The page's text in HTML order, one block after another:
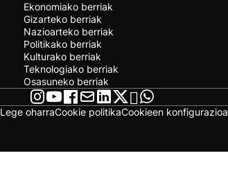
Ekonomiako berriak
Gizarteko berriak
Nazioarteko berriak
Politikako berriak
Kulturako berriak
Teknologiako berriak
Osasuneko berriak
Lege oharraCookie politikaCookieen konfigurazioa